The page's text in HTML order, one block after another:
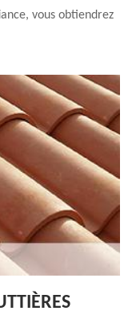
vous obtiendrez